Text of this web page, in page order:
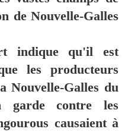
de Nouvelle-Galles
indique qu'il est
les producteurs
Nouvelle-Galles du
garde contre les
causaient à